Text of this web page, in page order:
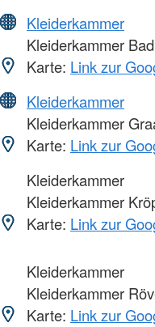
Kleiderkammer
Kleiderkammer
Karte: Link zur
Kleiderkammer
Kleiderkammer
Karte: Link zur
Kleiderkammer
Kleiderkammer
Karte: Link zur
Kleiderkammer
Kleiderkammer
Karte: Link zur